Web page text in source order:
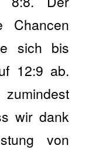
Chancen
sich bis
12:9 ab.
wir dank
von